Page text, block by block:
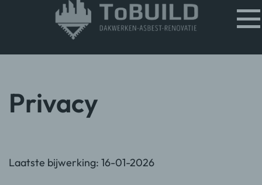
Privacy
Laatste bijwerking: 16-01-2026